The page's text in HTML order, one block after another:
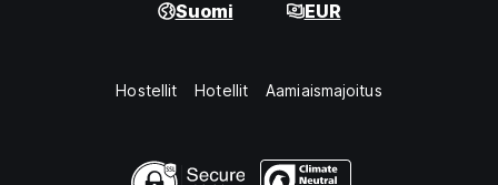
Suomi EUR
Hostellit Hotellit Aamiaismajoitus